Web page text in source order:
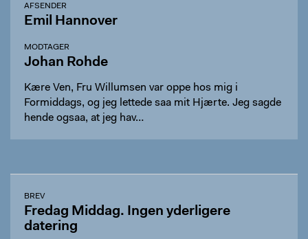
AFSENDER
Emil Hannover
MODTAGER
Johan Rohde
Kære Ven, Fru Willumsen var oppe hos mig i
Formiddags, og jeg lettede saa mit Hjærte. Jeg sagde
hende ogsaa, at jeg hav…
BREV
Fredag Middag. Ingen yderligere
datering